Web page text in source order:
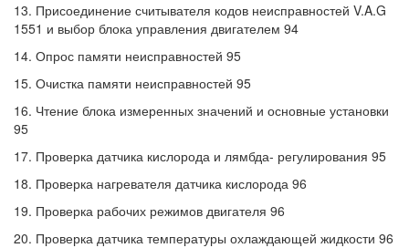
13. Присоединение считывателя кодов неисправностей V.A.G
1551 и выбор блока управления двигателем 94
14. Опрос памяти неисправностей 95
15. Очистка памяти неисправностей 95
16. Чтение блока измеренных значений и основные установки
95
17. Проверка датчика кислорода и лямбда- регулирования 95
18. Проверка нагревателя датчика кислорода 96
19. Проверка рабочих режимов двигателя 96
20. Проверка датчика температуры охлаждающей жидкости 96